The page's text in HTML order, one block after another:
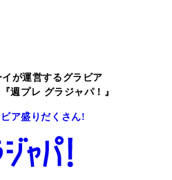
が運営するグラビア
週プレ グラジャパ！』
ア盛りだくさん!